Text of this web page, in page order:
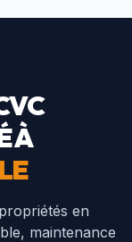
À
en
maintenance